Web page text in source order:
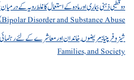
Bipolar Disorder and Substance Abuse)
Families, and Society